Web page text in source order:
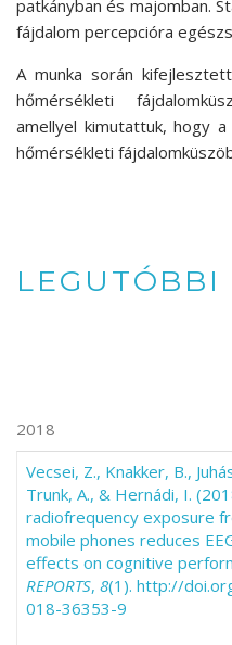
patkányban és majomban.
fájdalom percepcióra
A munka során
hőmérsékleti
amellyel kimutattuk, hogy
hőmérsékleti
2018
Vecsei, Z., Knakker, B.,
Trunk, A., & Hernádi, I.
radiofrequency exposure
mobile phones reduces
effects on cognitive
REPORTS, 8(1). http://
018-36353-9